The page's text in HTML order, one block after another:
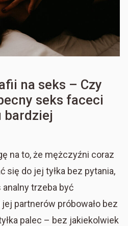
na seks – Czy
seks faceci
bardziej
na to, że mężczyźni coraz
się do jej tyłka bez pytania,
analny trzeba być
partnerów próbowało bez
palec – bez jakiekolwiek